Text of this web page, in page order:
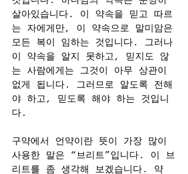
살아있습니다. 이 약속을 믿고 따르
는 자에게만, 이 약속으로 말미암은
모든 복이 임하는 것입니다. 그러나
이 약속을 알지 못하고, 믿지도 않
는 사람에게는 그것이 아무 상관이
없게 됩니다. 그러므로 알도록 전해
야 하고, 믿도록 해야 하는 것입니
다.
구약에서 언약이란 뜻이 가장 많이
사용한 말은 “브리트”입니다. 이 브
리트를 좀 생각해 보겠습니다. 약